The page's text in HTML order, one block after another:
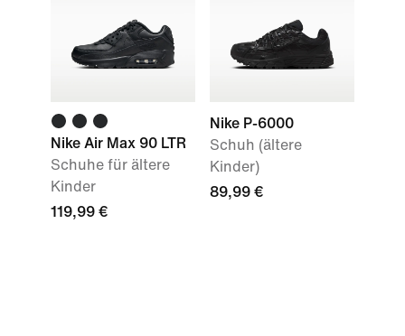
Nike Air Max 90 LTR
Schuhe für ältere
Kinder
119,99 €
Nike P-6000
Schuh (ältere
Kinder)
89,99 €